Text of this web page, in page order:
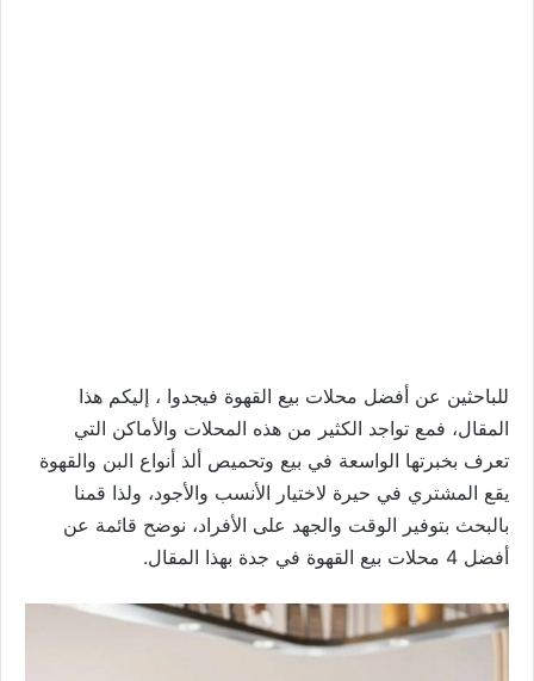
للباحثين عن أفضل محلات بيع القهوة فيجدوا ، إليكم هذا
المقال، فمع تواجد الكثير من هذه المحلات والأماكن التي
تعرف بخبرتها الواسعة في بيع وتحميص ألذ أنواع البن والقهوة
يقع المشتري في حيرة لاختيار الأنسب والأجود، ولذا قمنا
بالبحث بتوفير الوقت والجهد على الأفراد، نوضح قائمة عن
أفضل 4 محلات بيع القهوة في جدة بهذا المقال.